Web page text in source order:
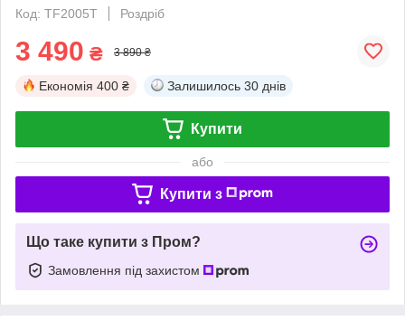
Код: TF2005T
Роздріб
3 490 ₴ 3 890 ₴
Економія 400 ₴ Залишилось 30 днів
Купити
або
Купити з
Що таке купити з Пром?
Замовлення під захистом